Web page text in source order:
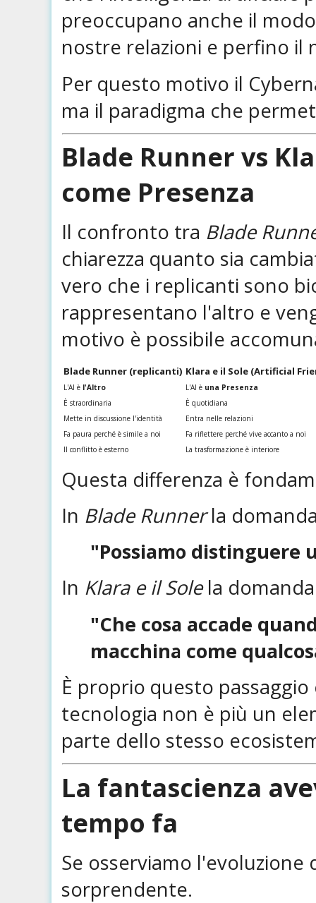
preoccupano anche il
nostre relazioni e perfino
Per questo motivo il
ma il paradigma che
Blade Runner vs
come Presenza
Il confronto tra Blade
chiarezza quanto sia
vero che i replicanti sono
rappresentano l'altro e
motivo è possibile
Blade Runner (replicanti) Klara e il Sole (Artificial
L'AI è l'Altro L'AI è una Presenza
È straordinaria
È quotidiana
Mette in discussione l'identità
Entra nelle relazioni
Fa paura perché è simile a noi
Fa riflettere perché vive accanto a noi
Il conflitto è esterno
La trasformazione è interiore
Questa differenza è
In Blade Runnerla
"Possiamo distinguere
In Klara e il Solela
"Che cosa accade
macchina come
È proprio questo
tecnologia non è più un
parte dello stesso
La fantascienza
tempo fa
Se osserviamo
sorprendente.